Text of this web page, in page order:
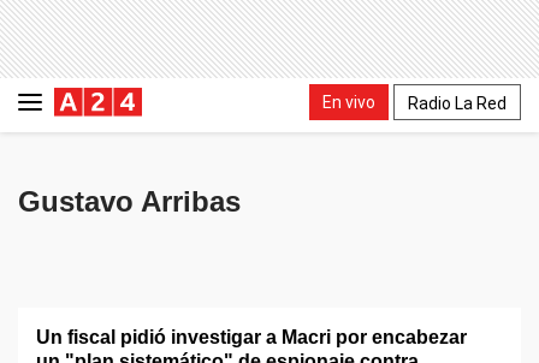
En vivo Radio La Red
Gustavo Arribas
Un fiscal pidió investigar a Macri por encabezar